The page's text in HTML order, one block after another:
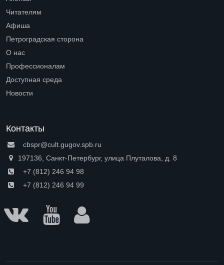
Читателям
Афиша
Петроградская сторона
О нас
Профессионалам
Доступная среда
Новости
Контакты
cbspr@cult.gugov.spb.ru
197136, Санкт-Петербург, улица Плуталова, д. 8
+7 (812) 246 94 98
+7 (812) 246 94 99